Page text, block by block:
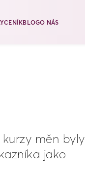
CENÍKBLOGO NÁS
měn byly
jako